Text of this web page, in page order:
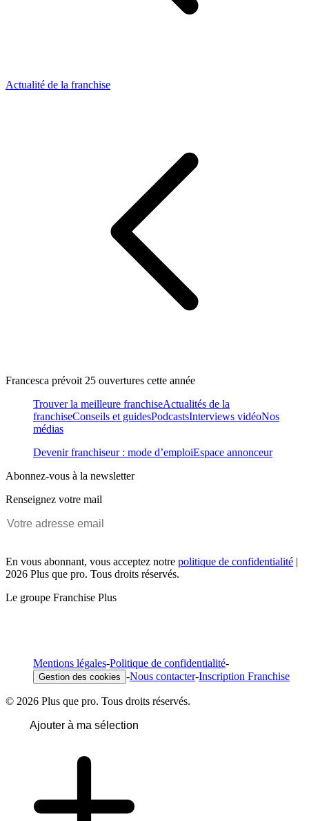
Actualité de la franchise
Francesca prévoit 25 ouvertures cette année
Trouver la meilleure franchiseActualités de la
franchiseConseils et guidesPodcastsInterviews vidéoNos
médias
Devenir franchiseur : mode d’emploiEspace annonceur
Abonnez-vous à la newsletter
Renseignez votre mail
En vous abonnant, vous acceptez notre politique de confidentialité |
2026 Plus que pro. Tous droits réservés.
Le groupe Franchise Plus
Mentions légales-Politique de confidentialité-
Gestion des cookies -Nous contacter-Inscription Franchise
© 2026 Plus que pro. Tous droits réservés.
Ajouter à ma sélection